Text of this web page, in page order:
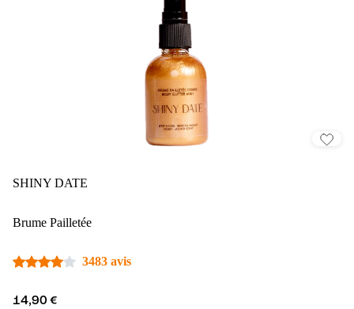
SHINY DATE
Brume Pailletée
3483 avis
14,90 €